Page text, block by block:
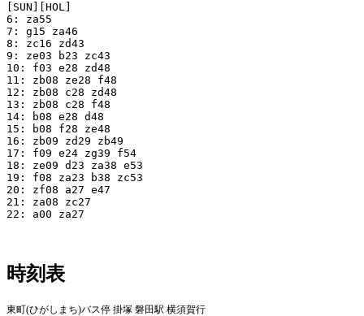
[SUN][HOL]
6: za55
7: g15 za46
8: zc16 zd43
9: ze03 b23 zc43
10: f03 e28 zd48
11: zb08 ze28 f48
12: zb08 c28 zd48
13: zb08 c28 f48
14: b08 e28 d48
15: b08 f28 ze48
16: zb09 zd29 zb49
17: f09 e24 zg39 f54
18: ze09 d23 za38 e53
19: f08 za23 b38 zc53
20: zf08 a27 e47
21: za08 zc27
22: a00 za27
時刻表
東町(ひがしまち)バス停 掛塚 磐田駅 横須賀行